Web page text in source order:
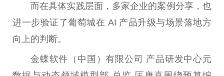
而在具体实践层面，多家企业的案例分享，也
进一步验证了葡萄城在 AI 产品升级与场景落地方
向上的判断。
金蝶软件（中国）有限公司 产品研发中心元